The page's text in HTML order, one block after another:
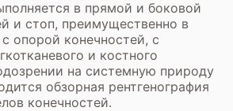
в прямой и боковой
и стоп, преимущественно в
опорой конечностей, с
и костного
на системную природу
обзорная рентгенография
конечностей.